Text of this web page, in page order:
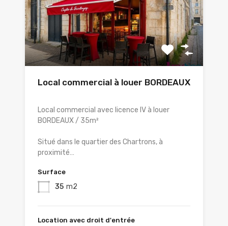
Local commercial à louer BORDEAUX
Local commercial avec licence IV à louer
BORDEAUX / 35m²
Situé dans le quartier des Chartrons, à
proximité…
Surface
35 m2
Location avec droit d'entrée